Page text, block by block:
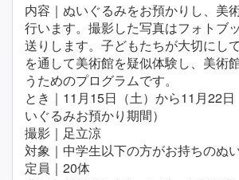
内容｜ぬいぐるみをお預かりし、美
行います。撮影した写真はフォトブ
送りします。子どもたちが大切にし
を通して美術館を疑似体験し、美術
うためのプログラムです。
とき｜11月15日（土）から11月22
いぐるみお預かり期間）
撮影｜足立涼
対象｜中学生以下の方がお持ちのぬ
定員｜20体